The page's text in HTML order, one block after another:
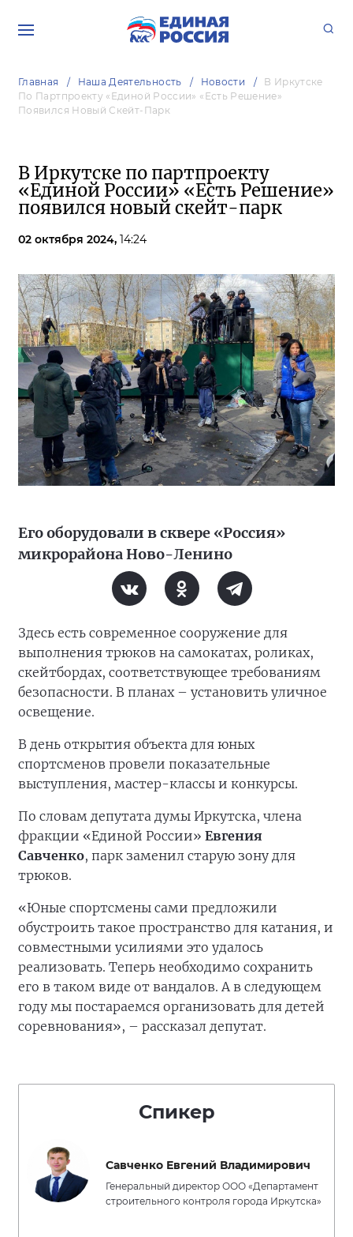
Главная Наша Деятельность Новости
В Иркутске
По Партпроекту «Единой России» «Есть Решение»
Появился Новый Скейт-Парк
В Иркутске по партпроекту
«Единой России» «Есть Решение»
появился новый скейт-парк
02 октября 2024, 14:24
Его оборудовали в сквере «Россия»
микрорайона Ново-Ленино
Здесь есть современное сооружение для
выполнения трюков на самокатах, роликах,
скейтбордах, соответствующее требованиям
безопасности. В планах – установить уличное
освещение.
В день открытия объекта для юных
спортсменов провели показательные
выступления, мастер-классы и конкурсы.
По словам депутата думы Иркутска, члена
фракции «Единой России» Евгения
Савченко, парк заменил старую зону для
трюков.
«Юные спортсмены сами предложили
обустроить такое пространство для катания, и
совместными усилиями это удалось
реализовать. Теперь необходимо сохранить
его в таком виде от вандалов. А в следующем
году мы постараемся организовать для детей
соревнования», – рассказал депутат.
Спикер
Савченко Евгений Владимирович
Генеральный директор ООО «Департамент
строительного контроля города Иркутска»